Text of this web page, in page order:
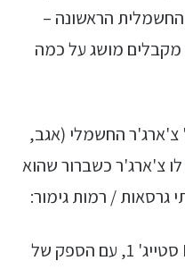
הראשונה –
מקבלים מושג על כמה
צ'ארג'ר החשמלי (אגב,
צ'ארג'ר כשברור שהוא
גרסאות / רמות גימור:
דודג' צ'ארג'ר דייטונה R/T סטייג' 1, עם הספק של